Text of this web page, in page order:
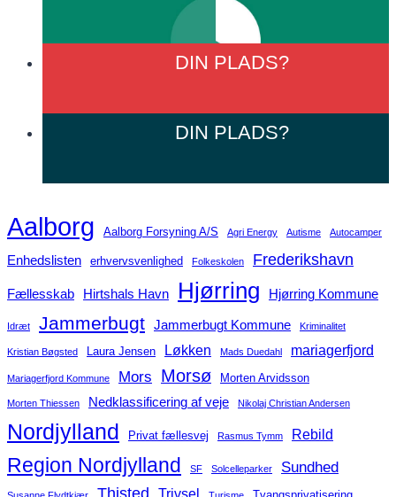
DIN PLADS?
DIN PLADS?
Aalborg Aalborg Forsyning A/S Agri Energy Autisme Autocamper
Enhedslisten erhvervsvenlighed Folkeskolen Frederikshavn
Fællesskab Hirtshals Havn Hjørring Hjørring Kommune
Idræt Jammerbugt Jammerbugt Kommune Kriminalitet
Kristian Bøgsted Laura Jensen Løkken Mads Duedahl mariagerfjord
Mariagerfjord Kommune Mors Morsø Morten Arvidsson
Morten Thiessen Nedklassificering af veje Nikolaj Christian Andersen
Nordjylland Privat fællesvej Rasmus Tymm Rebild
Region Nordjylland SF Solcelleparker Sundhed
Susanne Flydtkjær Thisted Trivsel Turisme